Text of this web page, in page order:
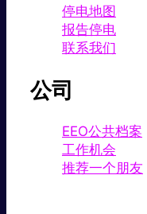
停电地图
报告停电
联系我们
公司
EEO公共档案
工作机会
推荐一个朋友